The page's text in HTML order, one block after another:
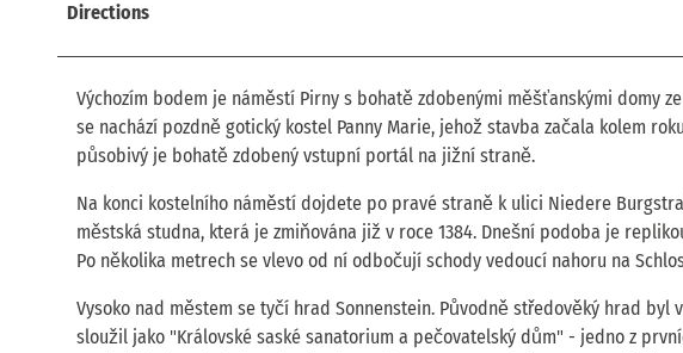
Directions
Výchozím bodem je náměstí Pirny s bohatě zdobenými měšťanskými domy
se nachází pozdně gotický kostel Panny Marie, jehož stavba začala kolem
působivý je bohatě zdobený vstupní portál na jižní straně.
Na konci kostelního náměstí dojdete po pravé straně k ulici Niedere
městská studna, která je zmiňována již v roce 1384. Dnešní podoba je
Po několika metrech se vlevo od ní odbočují schody vedoucí nahoru na
Vysoko nad městem se tyčí hrad Sonnenstein. Původně středověký hrad byl
sloužil jako "Královské saské sanatorium a pečovatelský dům" - jedno z